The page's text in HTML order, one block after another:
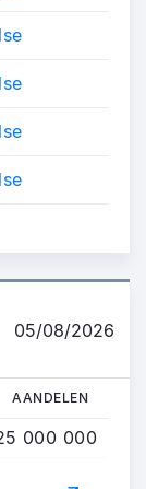
05/08/2026
AANDELEN
000 000